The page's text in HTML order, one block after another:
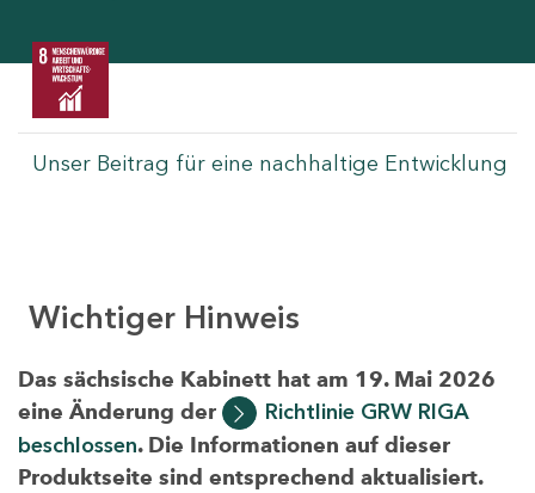
Unser Beitrag für eine nachhaltige Entwicklung
Wichtiger Hinweis
Das sächsische Kabinett hat am 19. Mai 2026
eine Änderung der
Richtlinie GRW RIGA
beschlossen. Die Informationen auf dieser
Produktseite sind entsprechend aktualisiert.